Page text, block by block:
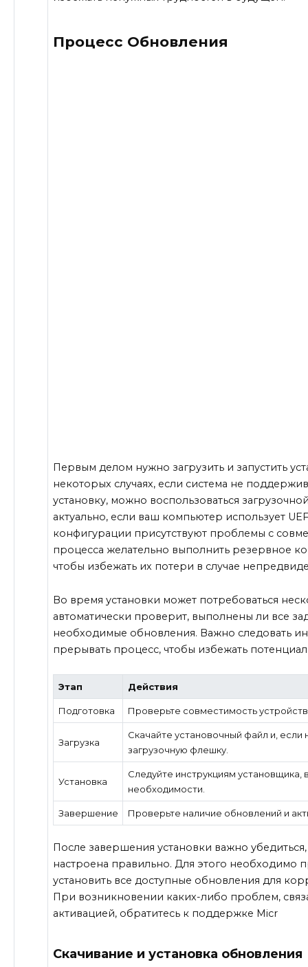
Процесс Обновления
Первым делом нужно загрузить и запустить
некоторых случаях, если система не
установку, можно воспользоваться
актуально, если ваш компьютер использует
конфигурации присутствуют проблемы с
процесса желательно выполнить резервное
чтобы избежать их потери в случае
Во время установки может потребоваться
автоматически проверит, выполнены ли все
необходимые обновления. Важно следовать
прерывать процесс, чтобы избежать
Этап Действия
Подготовка Проверьте совместимость
Загрузка
Скачайте установочный файл и, если
загрузочную флешку.
Установка
Следуйте инструкциям установщика,
необходимости.
Завершение Проверьте наличие обновлений и
После завершения установки важно
настроена правильно. Для этого необходимо
установить все доступные обновления для
При возникновении каких-либо проблем,
активацией, обратитесь к поддержке Micr
Скачивание и установка обновления